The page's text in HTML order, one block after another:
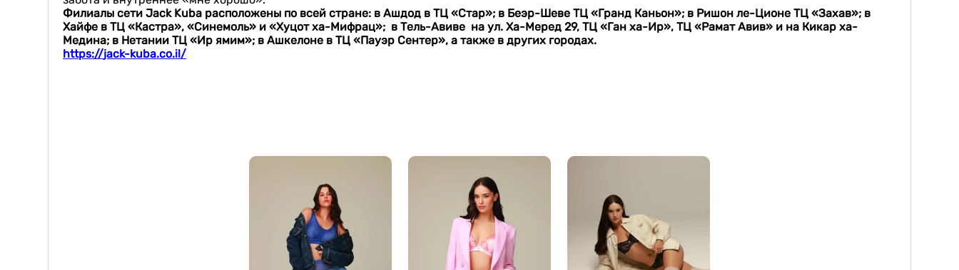
Филиалы сетиJack Kuba расположены по всей стране: в Ашдод в ТЦ «Стар»; в Беэр-Шеве ТЦ «Гранд Каньон»; в Ришон ле-Ционе ТЦ «Захав»; в
Хайфе в ТЦ «Кастра», «Синемоль» и «Хуцот ха-Мифрац»; в Тель-Авиве на ул. Ха-Меред 29, ТЦ «Ган ха-Ир», ТЦ «Рамат Авив» и на Кикар ха-
Медина; в Нетании ТЦ «Ир ямим»; в Ашкелоне в ТЦ «Пауэр Сентер», а также в других городах.
https://jack-kuba.co.il/